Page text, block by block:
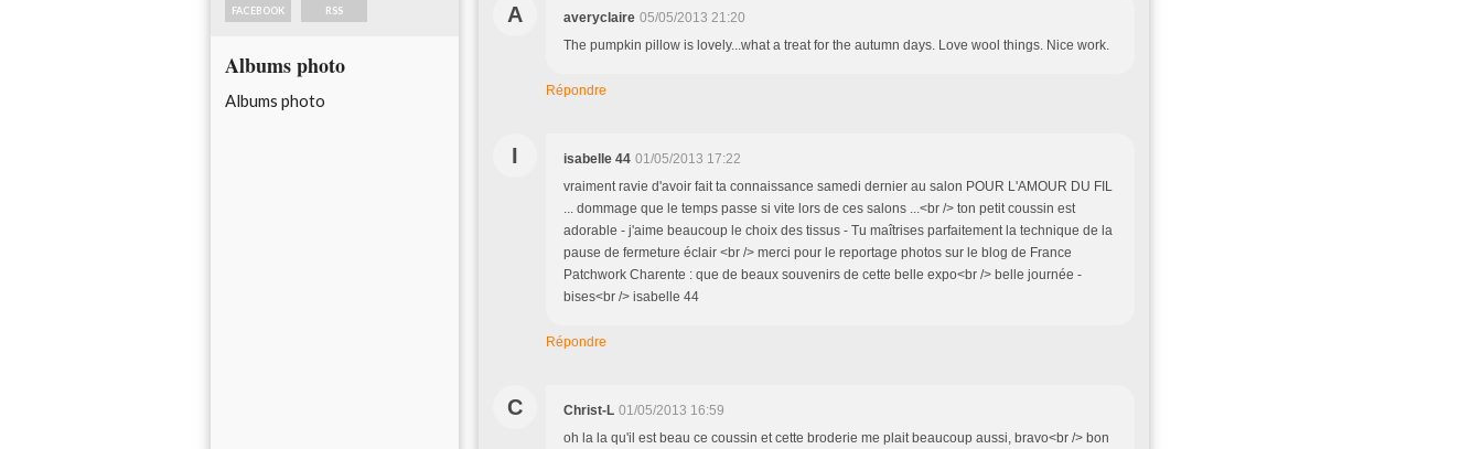
FACEBOOK RSS
Albums photo
Albums photo
A averyclaire 05/05/2013 21:20
The pumpkin pillow is lovely...what a treat for the autumn days. Love wool things. Nice work.
Répondre
I isabelle 44 01/05/2013 17:22
vraiment ravie d'avoir fait ta connaissance samedi dernier au salon POUR L'AMOUR DU FIL
... dommage que le temps passe si vite lors de ces salons ...<br /> ton petit coussin est
adorable - j'aime beaucoup le choix des tissus - Tu maîtrises parfaitement la technique de la
pause de fermeture éclair <br /> merci pour le reportage photos sur le blog de France
Patchwork Charente : que de beaux souvenirs de cette belle expo<br /> belle journée -
bises<br /> isabelle 44
Répondre
C Christ-L 01/05/2013 16:59
oh la la qu'il est beau ce coussin et cette broderie me plait beaucoup aussi, bravo<br /> bon